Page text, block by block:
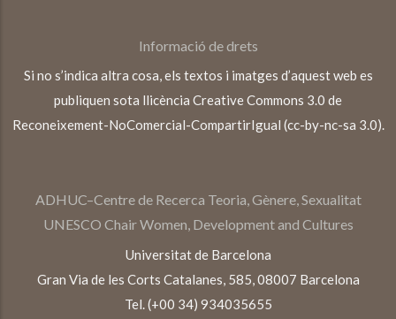
Informació de drets
Si no s’indica altra cosa, els textos i imatges d’aquest web es
publiquen sota llicència Creative Commons 3.0 de
Reconeixement-NoComercial-CompartirIgual (cc-by-nc-sa 3.0).
ADHUC–Centre de Recerca Teoria, Gènere, Sexualitat
UNESCO Chair Women, Development and Cultures
Universitat de Barcelona
Gran Via de les Corts Catalanes, 585, 08007 Barcelona
Tel. (+00 34) 934035655